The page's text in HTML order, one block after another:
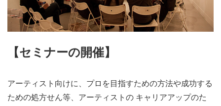
【セミナーの開催】
アーティスト向けに、プロを目指すための方法や成功する
ための処方せん等、アーティストの キャリアアップのた